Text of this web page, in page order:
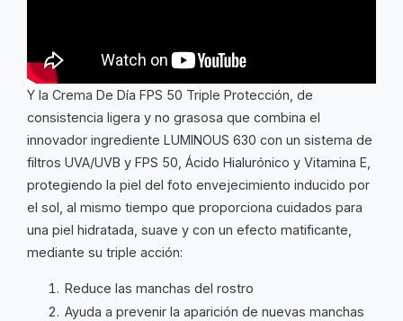
Y la Crema De Día FPS 50 Triple Protección, de
consistencia ligera y no grasosa que combina el
innovador ingrediente LUMINOUS 630 con un sistema de
filtros UVA/UVB y FPS 50, Ácido Hialurónico y Vitamina E,
protegiendo la piel del foto envejecimiento inducido por
el sol, al mismo tiempo que proporciona cuidados para
una piel hidratada, suave y con un efecto matificante,
mediante su triple acción:
Reduce las manchas del rostro
Ayuda a prevenir la aparición de nuevas manchas